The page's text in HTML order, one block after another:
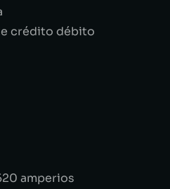
crédito débito
amperios